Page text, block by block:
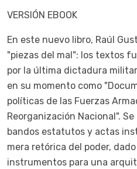
VERSIÓN EBOOK
En este nuevo libro, Raúl
"piezas del mal": los textos
por la última dictadura
en su momento como
políticas de las Fuerzas
Reorganización Nacional".
bandos estatutos y actas
mera retórica del poder,
instrumentos para una